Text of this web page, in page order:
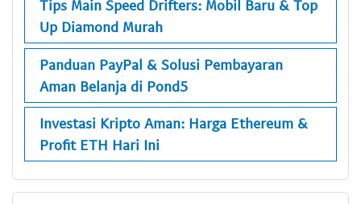
Tips Main Speed Drifters: Mobil Baru & Top
Up Diamond Murah
Panduan PayPal & Solusi Pembayaran
Aman Belanja di Pond5
Investasi Kripto Aman: Harga Ethereum &
Profit ETH Hari Ini